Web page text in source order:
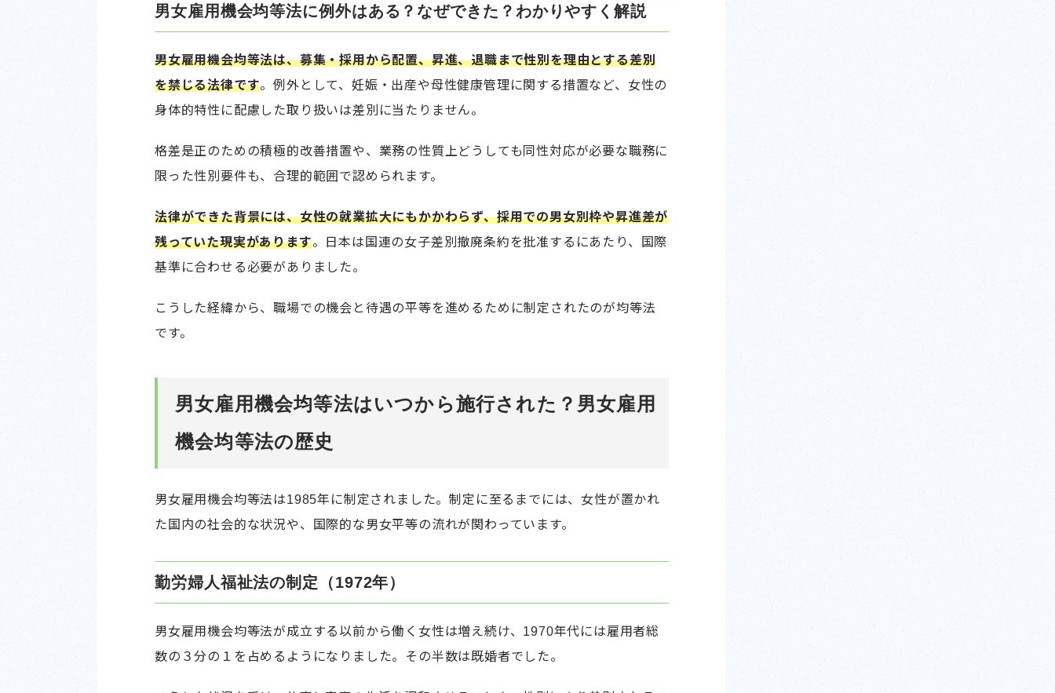
男女雇用機会均等法に例外はある？なぜできた？わかりやすく解説
男女雇用機会均等法は、募集・採用から配置、昇進、退職まで性別を理由とする差別
を禁じる法律です。例外として、妊娠・出産や母性健康管理に関する措置など、女性の
身体的特性に配慮した取り扱いは差別に当たりません。
格差是正のための積極的改善措置や、業務の性質上どうしても同性対応が必要な職務に
限った性別要件も、合理的範囲で認められます。
法律ができた背景には、女性の就業拡大にもかかわらず、採用での男女別枠や昇進差が
残っていた現実があります。日本は国連の女子差別撤廃条約を批准するにあたり、国際
基準に合わせる必要がありました。
こうした経緯から、職場での機会と待遇の平等を進めるために制定されたのが均等法
です。
男女雇用機会均等法はいつから施行された？男女雇用
機会均等法の歴史
男女雇用機会均等法は1985年に制定されました。制定に至るまでには、女性が置かれ
た国内の社会的な状況や、国際的な男女平等の流れが関わっています。
勤労婦人福祉法の制定（1972年）
男女雇用機会均等法が成立する以前から働く女性は増え続け、1970年代には雇用者総
数の３分の１を占めるようになりました。その半数は既婚者でした。